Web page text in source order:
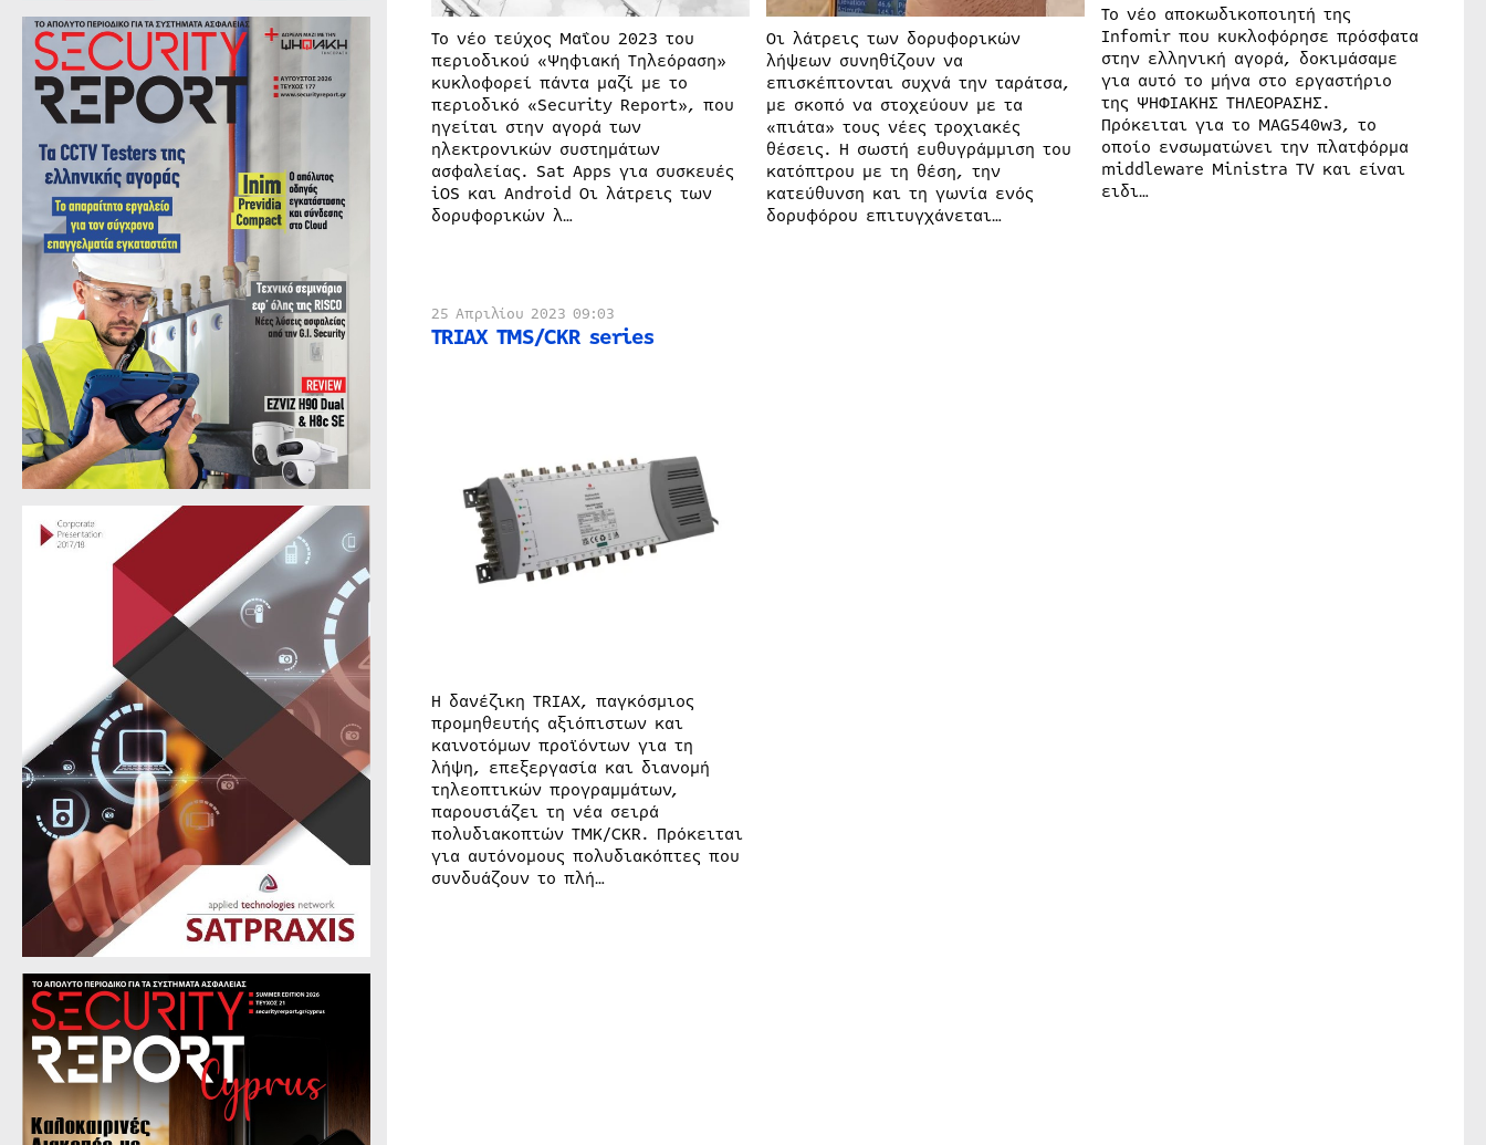
Το νέο τεύχος Μαΐου 2023 του
περιοδικού «Ψηφιακή Τηλεόραση»
κυκλοφορεί πάντα μαζί με το
περιοδικό «Security Report», που
ηγείται στην αγορά των
ηλεκτρονικών συστημάτων
ασφαλείας. Sat Apps για συσκευές
iOS και Android Οι λάτρεις των
δορυφορικών λ…
Οι λάτρεις των δορυφορικών
λήψεων συνηθίζουν να
επισκέπτονται συχνά την ταράτσα,
με σκοπό να στοχεύουν με τα
«πιάτα» τους νέες τροχιακές
θέσεις. Η σωστή ευθυγράμμιση του
κατόπτρου με τη θέση, την
κατεύθυνση και τη γωνία ενός
δορυφόρου επιτυγχάνεται…
Το νέο αποκωδικοποιητή της
Infomir που κυκλοφόρησε πρόσφατα
στην ελληνική αγορά, δοκιμάσαμε
για αυτό το μήνα στο εργαστήριο
της ΨΗΦΙΑΚΗΣ ΤΗΛΕΟΡΑΣΗΣ.
Πρόκειται για το MAG540w3, το
οποίο ενσωματώνει την πλατφόρμα
middleware Ministra TV και είναι
ειδι…
25 Απριλίου 2023 09:03
TRIAX TMS/CKR series
Η δανέζικη TRIAX, παγκόσμιος
προμηθευτής αξιόπιστων και
καινοτόμων προϊόντων για τη
λήψη, επεξεργασία και διανομή
τηλεοπτικών προγραμμάτων,
παρουσιάζει τη νέα σειρά
πολυδιακοπτών TMK/CKR. Πρόκειται
για αυτόνομους πολυδιακόπτες που
συνδυάζουν το πλή…